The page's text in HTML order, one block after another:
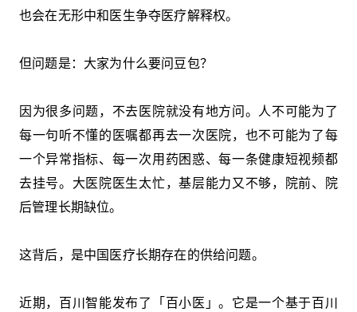
也会在无形中和医生争夺医疗解释权。
但问题是：大家为什么要问豆包？
因为很多问题，不去医院就没有地方问。人不可能为了
每一句听不懂的医嘱都再去一次医院，也不可能为了每
一个异常指标、每一次用药困惑、每一条健康短视频都
去挂号。大医院医生太忙，基层能力又不够，院前、院
后管理长期缺位。
这背后，是中国医疗长期存在的供给问题。
近期，百川智能发布了「百小医」。它是一个基于百川